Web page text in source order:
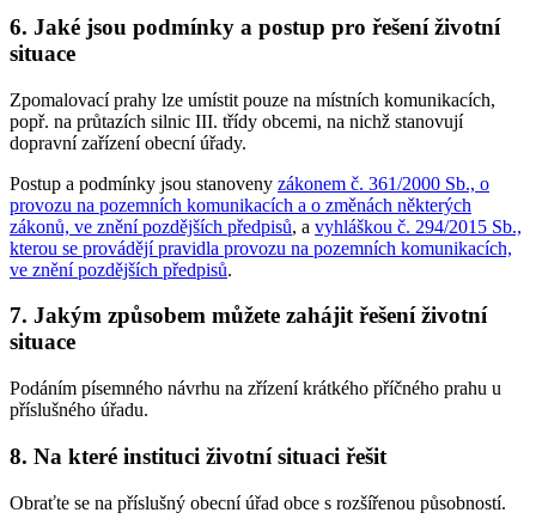
6. Jaké jsou podmínky a postup pro řešení životní
situace
Zpomalovací prahy lze umístit pouze na místních komunikacích,
popř. na průtazích silnic III. třídy obcemi, na nichž stanovují
dopravní zařízení obecní úřady.
Postup a podmínky jsou stanoveny zákonem č. 361/2000 Sb., o
provozu na pozemních komunikacích a o změnách některých
zákonů, ve znění pozdějších předpisů, a vyhláškou č. 294/2015 Sb.,
kterou se provádějí pravidla provozu na pozemních komunikacích,
ve znění pozdějších předpisů.
7. Jakým způsobem můžete zahájit řešení životní
situace
Podáním písemného návrhu na zřízení krátkého příčného prahu u
příslušného úřadu.
8. Na které instituci životní situaci řešit
Obraťte se na příslušný obecní úřad obce s rozšířenou působností.